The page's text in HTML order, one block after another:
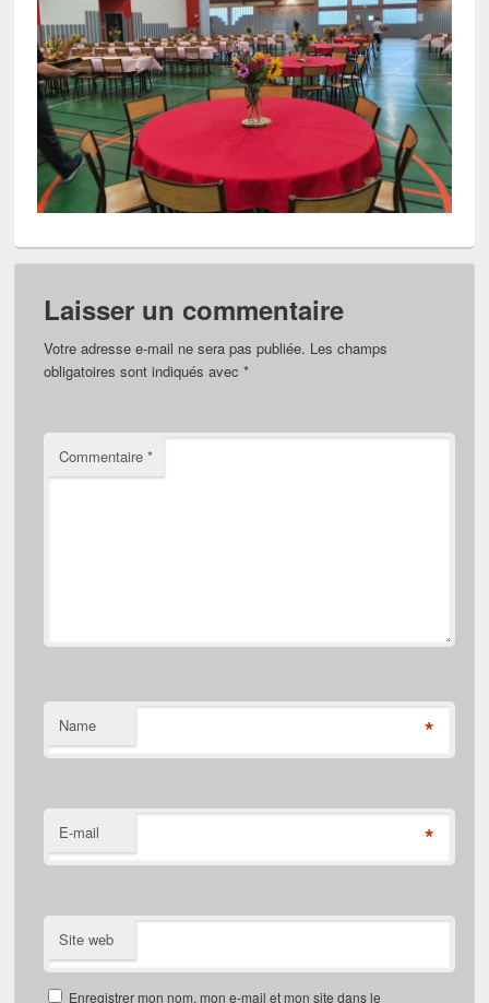
Laisser un commentaire
Votre adresse e-mail ne sera pas publiée. Les champs
obligatoires sont indiqués avec*
Commentaire*
Name *
E-mail *
Site web
Enregistrer mon nom, mon e-mail et mon site dans le